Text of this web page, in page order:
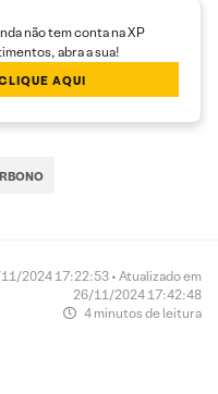
não tem conta na XP
abra a sua!
AQUI
2024 17:22:53 • Atualizado em
26/11/2024 17:42:48
4 minutos de leitura